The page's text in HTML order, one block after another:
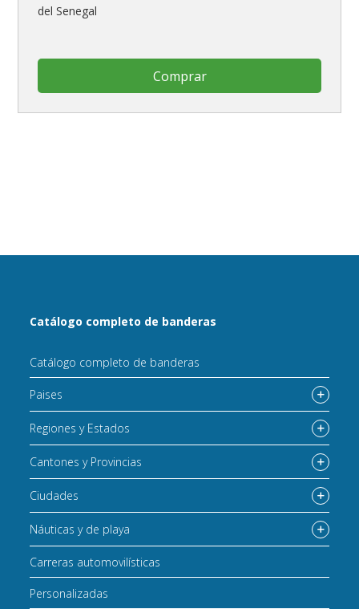
del Senegal
Comprar
Catálogo completo de banderas
Catálogo completo de banderas
Paises
Regiones y Estados
Cantones y Provincias
Ciudades
Náuticas y de playa
Carreras automovilísticas
Personalizadas